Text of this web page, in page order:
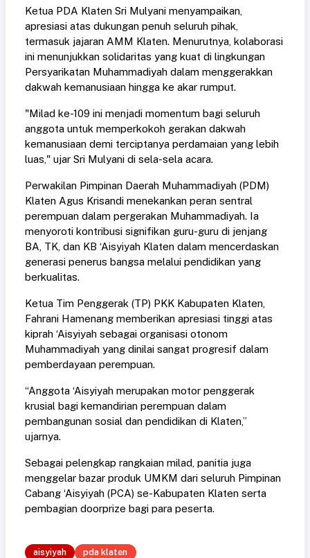
Ketua PDA Klaten Sri Mulyani menyampaikan,
apresiasi atas dukungan penuh seluruh pihak,
termasuk jajaran AMM Klaten. Menurutnya, kolaborasi
ini menunjukkan solidaritas yang kuat di lingkungan
Persyarikatan Muhammadiyah dalam menggerakkan
dakwah kemanusiaan hingga ke akar rumput.
"Milad ke-109 ini menjadi momentum bagi seluruh
anggota untuk memperkokoh gerakan dakwah
kemanusiaan demi terciptanya perdamaian yang lebih
luas," ujar Sri Mulyani di sela-sela acara.
Perwakilan Pimpinan Daerah Muhammadiyah (PDM)
Klaten Agus Krisandi menekankan peran sentral
perempuan dalam pergerakan Muhammadiyah. Ia
menyoroti kontribusi signifikan guru-guru di jenjang
BA, TK, dan KB ‘Aisyiyah Klaten dalam mencerdaskan
generasi penerus bangsa melalui pendidikan yang
berkualitas.
Ketua Tim Penggerak (TP) PKK Kabupaten Klaten,
Fahrani Hamenang memberikan apresiasi tinggi atas
kiprah ‘Aisyiyah sebagai organisasi otonom
Muhammadiyah yang dinilai sangat progresif dalam
pemberdayaan perempuan.
“Anggota ‘Aisyiyah merupakan motor penggerak
krusial bagi kemandirian perempuan dalam
pembangunan sosial dan pendidikan di Klaten,”
ujarnya.
Sebagai pelengkap rangkaian milad, panitia juga
menggelar bazar produk UMKM dari seluruh Pimpinan
Cabang ‘Aisyiyah (PCA) se-Kabupaten Klaten serta
pembagian doorprize bagi para peserta.
aisyiyah pda klaten